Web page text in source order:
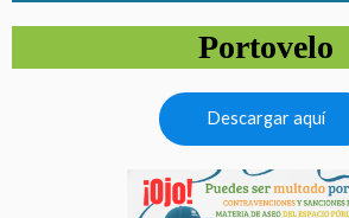
Portovelo
Descargar aquí